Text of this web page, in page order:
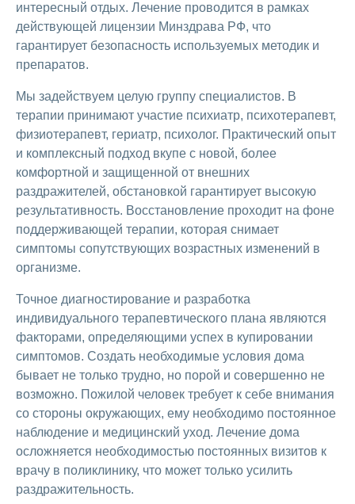
интересный отдых. Лечение проводится в рамках
действующей лицензии Минздрава РФ, что
гарантирует безопасность используемых методик и
препаратов.
Мы задействуем целую группу специалистов. В
терапии принимают участие психиатр, психотерапевт,
физиотерапевт, гериатр, психолог. Практический опыт
и комплексный подход вкупе с новой, более
комфортной и защищенной от внешних
раздражителей, обстановкой гарантирует высокую
результативность. Восстановление проходит на фоне
поддерживающей терапии, которая снимает
симптомы сопутствующих возрастных изменений в
организме.
Точное диагностирование и разработка
индивидуального терапевтического плана являются
факторами, определяющими успех в купировании
симптомов. Создать необходимые условия дома
бывает не только трудно, но порой и совершенно не
возможно. Пожилой человек требует к себе внимания
со стороны окружающих, ему необходимо постоянное
наблюдение и медицинский уход. Лечение дома
осложняется необходимостью постоянных визитов к
врачу в поликлинику, что может только усилить
раздражительность.